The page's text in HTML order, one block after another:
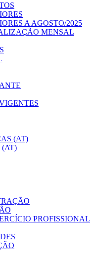
A AGOSTO/2025
MENSAL
(AT)
(AT)
PROFISSIONAL